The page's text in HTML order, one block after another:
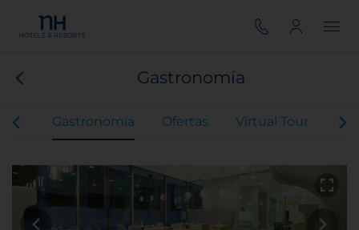
Gastronomía
Gastronomía Ofertas Virtual Tour